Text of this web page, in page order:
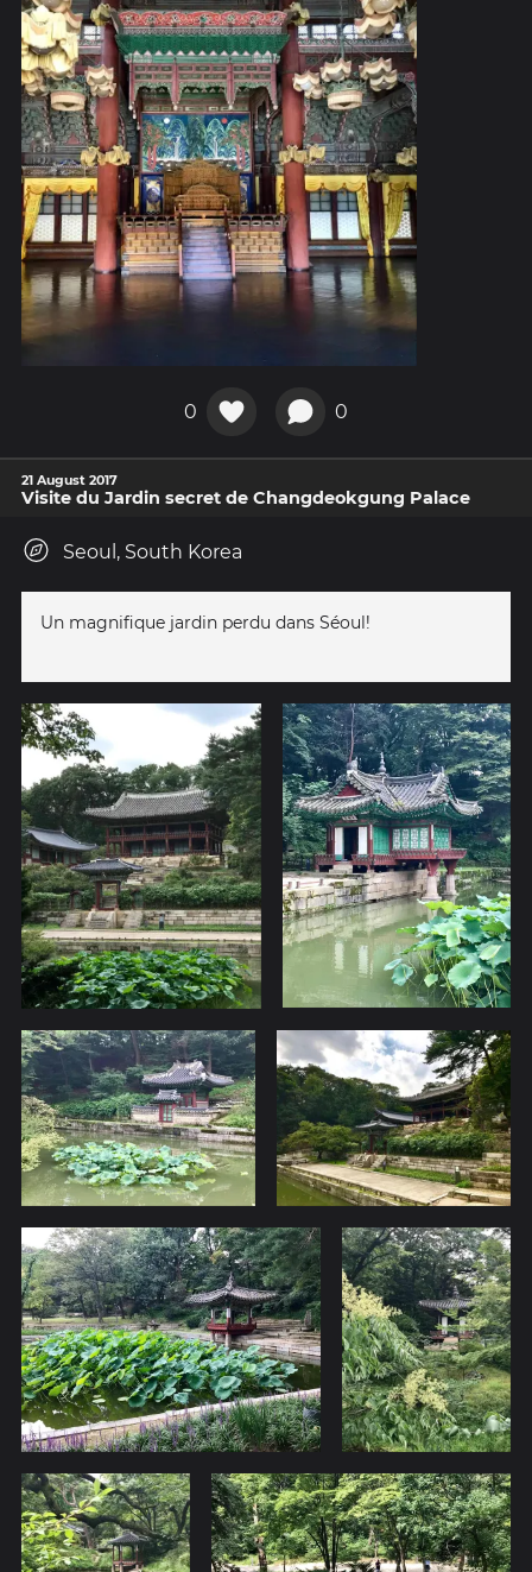
0 0
21 August 2017
Visite du Jardin secret de Changdeokgung Palace
Seoul, South Korea
Un magnifique jardin perdu dans Séoul!